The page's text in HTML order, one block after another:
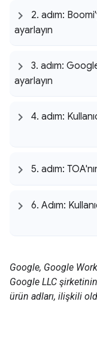
2. adım:
ayarlayın
3. adım:
ayarlayın
4. adım:
5. adım:
6. Adım:
Google, Google
Google LLC
ürün adları, ilişkili